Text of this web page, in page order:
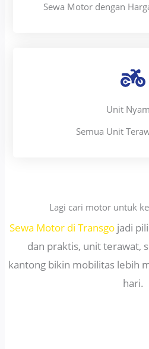
Sewa Motor dengan
Unit
Semua Unit
Lagi cari motor untuk
Sewa Motor di Transgo jadi
dan praktis, unit terawat,
kantong bikin mobilitas lebih
hari.